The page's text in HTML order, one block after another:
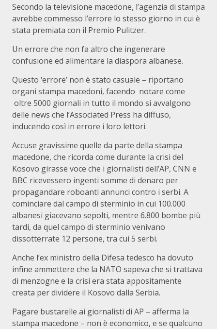
Secondo la televisione macedone, l’agenzia di stampa
avrebbe commesso l’errore lo stesso giorno in cui è
stata premiata con il Premio Pulitzer.
Un errore che non fa altro che ingenerare
confusione ed alimentare la diaspora albanese.
Questo ‘errore’ non è stato casuale – riportano
organi stampa macedoni, facendo notare come
oltre 5000 giornali in tutto il mondo si avvalgono
delle news che l’Associated Press ha diffuso,
inducendo così in errore i loro lettori.
Accuse gravissime quelle da parte della stampa
macedone, che ricorda come durante la crisi del
Kosovo girasse voce che i giornalisti dell’AP, CNN e
BBC ricevessero ingenti somme di denaro per
propagandare roboanti annunci contro i serbi. A
cominciare dal campo di sterminio in cui 100.000
albanesi giacevano sepolti, mentre 6.800 bombe più
tardi, da quel campo di sterminio venivano
dissotterrate 12 persone, tra cui 5 serbi.
Anche l’ex ministro della Difesa tedesco ha dovuto
infine ammettere che la NATO sapeva che si trattava
di menzogne e la crisi era stata appositamente
creata per dividere il Kosovo dalla Serbia.
Pagare bustarelle ai giornalisti di AP – afferma la
stampa macedone – non è economico, e se qualcuno